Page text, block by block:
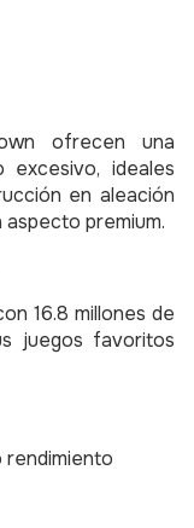
ofrecen una
ideales
en aleación
aspecto premium.
16.8 millones de
juegos favoritos